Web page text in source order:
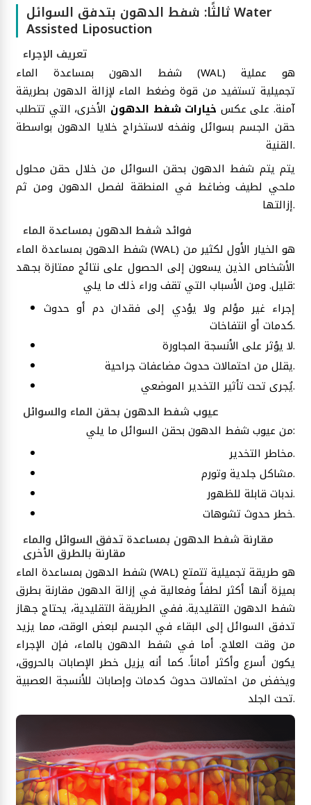
ثالثًا: شفط الدهون بتدفق السوائل Water
Assisted Liposuction
تعريف الإجراء
شفط الدهون بمساعدة الماء (WAL) هو عملية
تجميلية تستفيد من قوة وضغط الماء لإزالة الدهون بطريقة
آمنة. على عكس خيارات شفط الدهون الأخرى، التي تتطلب
حقن الجسم بسوائل ونفخه لاستخراج خلايا الدهون بواسطة
القنية.
يتم يتم شفط الدهون بحقن السوائل من خلال حقن محلول
ملحي لطيف وضاغط في المنطقة لفصل الدهون ومن ثم
إزالتها.
فوائد شفط الدهون بمساعدة الماء
شفط الدهون بمساعدة الماء (WAL) هو الخيار الأول لكثير من
الأشخاص الذين يسعون إلى الحصول على نتائج ممتازة بجهد
قليل. ومن الأسباب التي تقف وراء ذلك ما يلي:
إجراء غير مؤلم ولا يؤدي إلى فقدان دم أو حدوث
كدمات أو انتفاخات.
لا يؤثر على الأنسجة المجاورة.
يقلل من احتمالات حدوث مضاعفات جراحية.
يُجرى تحت تأثير التخدير الموضعي.
عيوب شفط الدهون بحقن الماء والسوائل
من عيوب شفط الدهون بحقن السوائل ما يلي:
مخاطر التخدير.
مشاكل جلدية وتورم.
ندبات قابلة للظهور.
خطر حدوث تشوهات.
مقارنة شفط الدهون بمساعدة تدفق السوائل والماء
مقارنة بالطرق الأخرى
شفط الدهون بمساعدة الماء (WAL) هو طريقة تجميلية تتمتع
بميزة أنها أكثر لطفاً وفعالية في إزالة الدهون مقارنة بطرق
شفط الدهون التقليدية. ففي الطريقة التقليدية، يحتاج جهاز
تدفق السوائل إلى البقاء في الجسم لبعض الوقت، مما يزيد
من وقت العلاج. أما في شفط الدهون بالماء، فإن الإجراء
يكون أسرع وأكثر أماناً. كما أنه يزيل خطر الإصابات بالحروق،
ويخفض من احتمالات حدوث كدمات وإصابات للأنسجة العصبية
تحت الجلد.